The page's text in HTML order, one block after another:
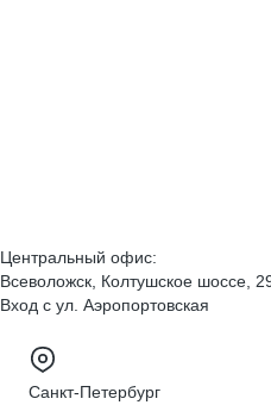
Центральный офис:
Всеволожск, Колтушское шоссе,
Вход с ул. Аэропортовская
Санкт-Петербург